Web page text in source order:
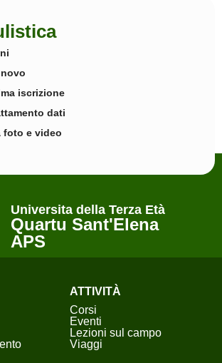
iscrizione
dati
foto e video
Universita della Terza Età
Quartu Sant'Elena
APS
ATTIVITÀ
Corsi
Eventi
Lezioni sul campo
Viaggi